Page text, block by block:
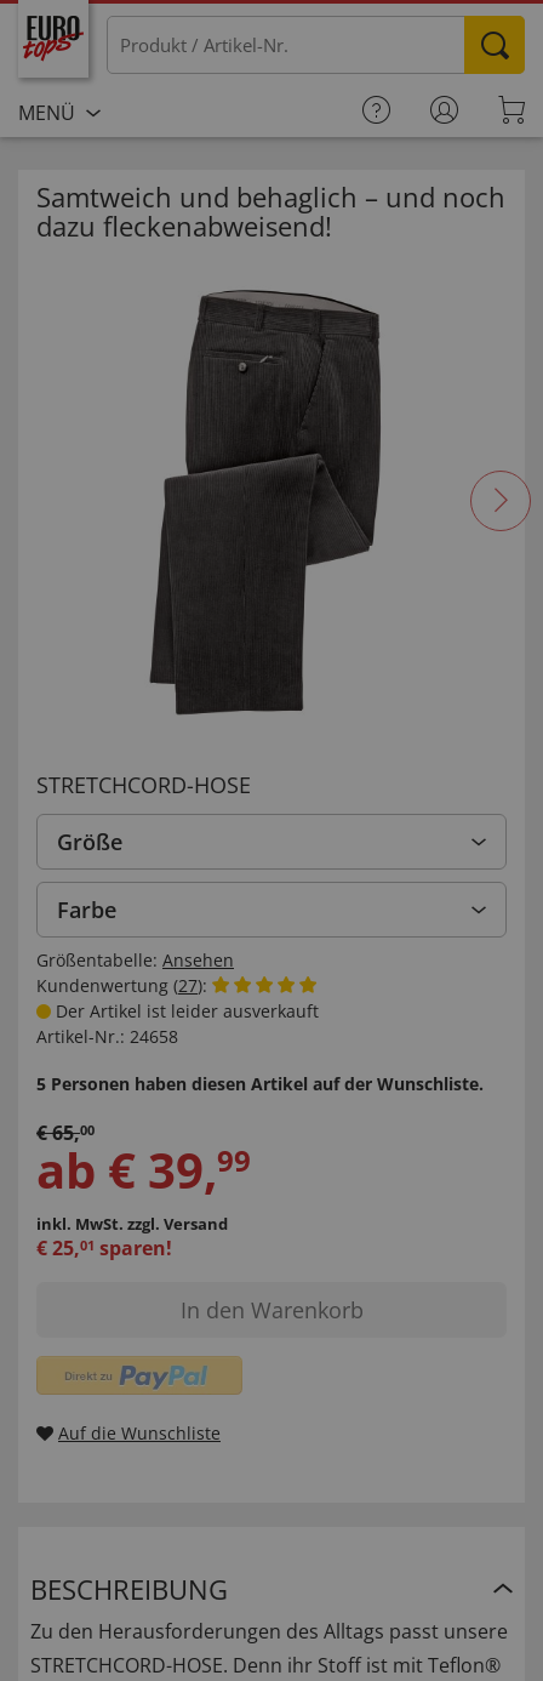
MENÜ
Samtweich und behaglich – und noch
dazu fleckenabweisend!
STRETCHCORD-HOSE
Größe
Farbe
Größentabelle: Ansehen
Kundenwertung (27):
Der Artikel ist leider ausverkauft
Artikel-Nr.: 24658
5 Personen haben diesen Artikel auf der Wunschliste.
€65,00
ab € 39,99
inkl. MwSt. zzgl. Versand
€25,01 sparen!
In den Warenkorb
Auf die Wunschliste
BESCHREIBUNG
Zu den Herausforderungen des Alltags passt unsere
STRETCHCORD-HOSE. Denn ihr Stoff ist mit Teflon®